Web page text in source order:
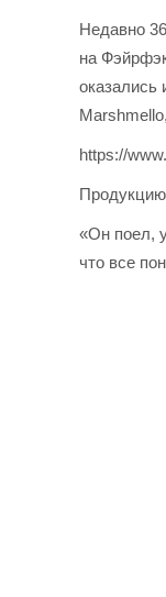
Недавно
на
оказались
https://
«Он поел,
что все